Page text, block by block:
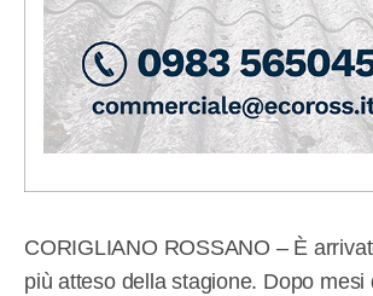
CORIGLIANO ROSSANO – È
più atteso della stagione. Dopo mesi